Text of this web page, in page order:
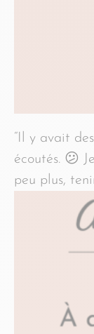
“Il y avait
écoutés. 😕
peu plus,